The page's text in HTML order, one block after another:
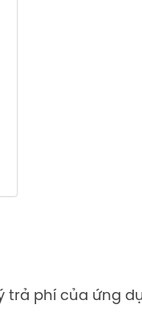
trả phí của ứng